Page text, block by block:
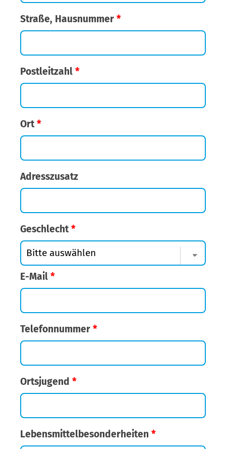
Straße, Hausnummer *
Postleitzahl *
Ort*
Adresszusatz
Geschlecht*
E-Mail *
Telefonnummer *
Ortsjugend *
Lebensmittelbesonderheiten *